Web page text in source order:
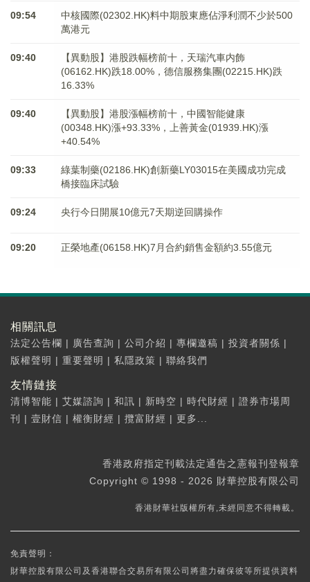
09:54
中核國際(02302.HK)料中期股東應佔淨利潤不少於500
萬港元
09:40
【異動股】港股跌幅榜前十，天瑞汽車内飾
(06162.HK)跌18.00%，德信服務集團(02215.HK)跌
16.33%
09:40
【異動股】港股漲幅榜前十，中國智能健康
(00348.HK)漲+93.33%，上善黃金(01939.HK)漲
+40.54%
09:33
綠葉制藥(02186.HK)創新藥LY03015在美國成功完成
橋接臨床試驗
09:24 央行今日開展10億元7天期逆回購操作
09:20 正榮地產(06158.HK)7月合約銷售金額約3.55億元
相關訊息
法定公告欄 | 廣告查詢 | 公司介紹 | 專欄邀稿 | 投資者關係 |
版權聲明 | 重要聲明 | 私隱政策 | 聯絡我們
友情鏈接
清博智能 | 艾媒諮詢 | 和訊 | 新時空 | 時代財經 | 證券市場周
刊
| 壹財信 | 權衡財經 | 攬富財經 | 更多...
香港政府指定刊載法定通告之憲報刊登報章
Copyright © 1998 - 2026 財華控股有限公司
香港財華社版權所有,未經同意不得轉載。
免責聲明：
財華控股有限公司及香港聯合交易所有限公司將盡力確保彼等所提供資料